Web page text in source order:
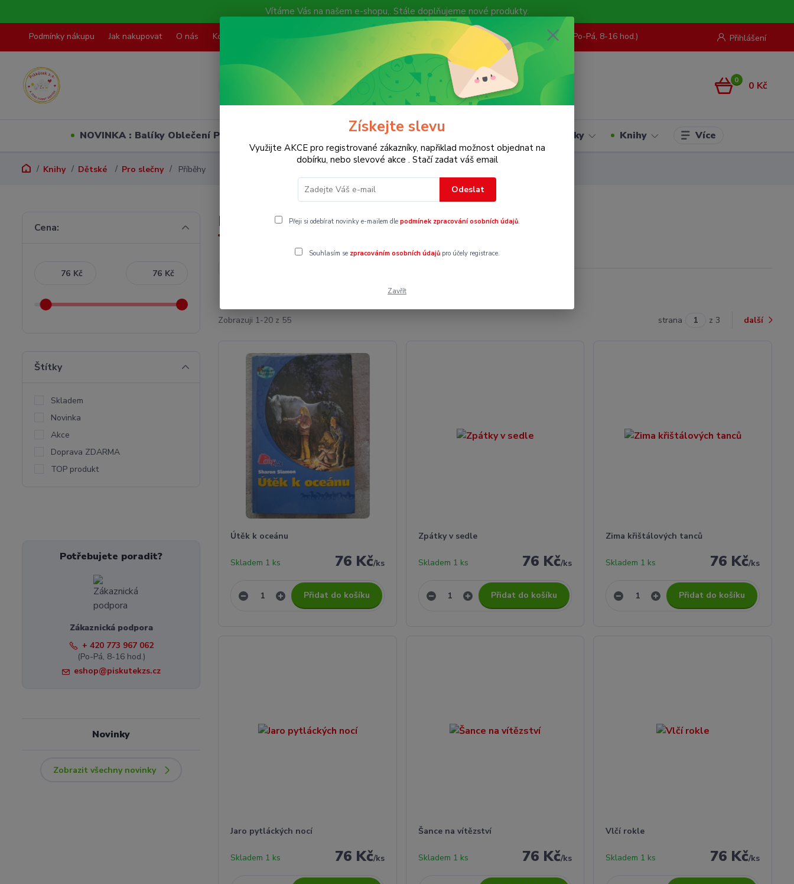
Vítáme Vás na našem e-shopu,. Stále doplňujeme nové produkty.
Podmínky nákupu Jak nakupovat O nás Kontakty Přihlášení
Hledat
Nevíte si rady? Zavolejte. + 420 773 967 062 (Po-Pá, 8-16 hod.)
0 0 Kč
NOVINKA : Balíky Oblečení PO VELIKOSTECH Dětské Dámské Hračky Knihy Více
Knihy Dětské Pro slečny Příběhy
Příběhy
Zobrazuji 1-20 z 55 strana z 3 další
Útěk k oceánu
76 Kč/ks
Skladem 1 ks
Přidat do košíku
Zpátky v sedle
76 Kč/ks
Skladem 1 ks
Přidat do košíku
Zima křištálových tanců
76 Kč/ks
Skladem 1 ks
Přidat do košíku
Jaro pytláckých nocí
76 Kč/ks
Skladem 1 ks
Šance na vítězství
76 Kč/ks
Skladem 1 ks
Vlčí rokle
76 Kč/ks
Skladem 1 ks
Cena:
Kč Kč
Štítky
Skladem
Novinka
Akce
Doprava ZDARMA
TOP produkt
Potřebujete poradit?
Zákaznická podpora
+ 420 773 967 062
(Po-Pá, 8-16 hod.)
eshop@piskutekzs.cz
Novinky
Zobrazit všechny novinky
Získejte slevu
Využijte AKCE pro registrované zákazníky, napřiklad možnost objednat na
dobírku, nebo slevové akce . Stačí zadat váš email
Odeslat
Přeji si odebírat novinky e-mailem dle podmínek zpracování osobních údajů.
Souhlasím se zpracováním osobních údajůpro účely registrace.
Zavřít